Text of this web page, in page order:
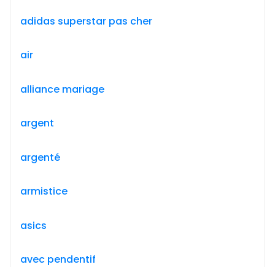
adidas superstar pas cher
air
alliance mariage
argent
argenté
armistice
asics
avec pendentif